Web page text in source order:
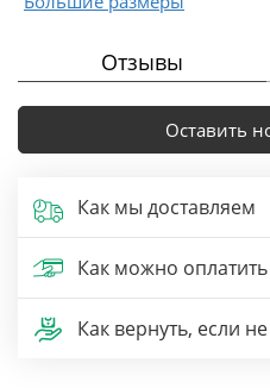
Отзывы
Оставить
Как мы доставляем
Как можно оплатить
Как вернуть, если